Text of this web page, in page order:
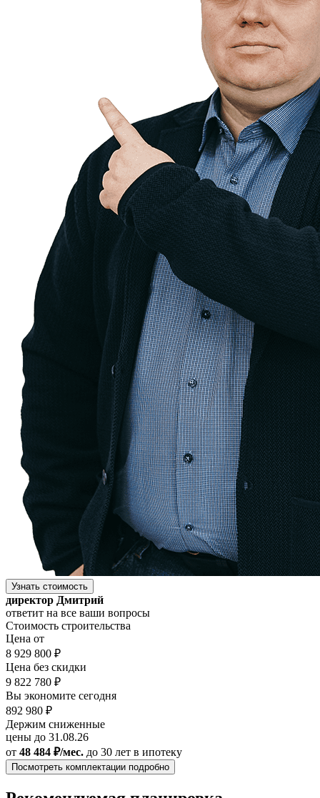
Узнать стоимость
директор Дмитрий
ответит на все ваши вопросы
Стоимость строительства
Цена от
8 929 800 ₽
Цена без скидки
9 822 780 ₽
Вы экономите сегодня
892 980 ₽
Держим сниженные
цены до 31.08.26
от 48 484 ₽/мес. до 30 лет в ипотеку
Посмотреть комплектации подробно